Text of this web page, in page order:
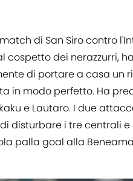
di San Siro contro
cospetto dei nerazzurri,
di portare a casa un
in modo perfetto. Ha
e Lautaro. I due
disturbare i tre centrali e
palla goal alla